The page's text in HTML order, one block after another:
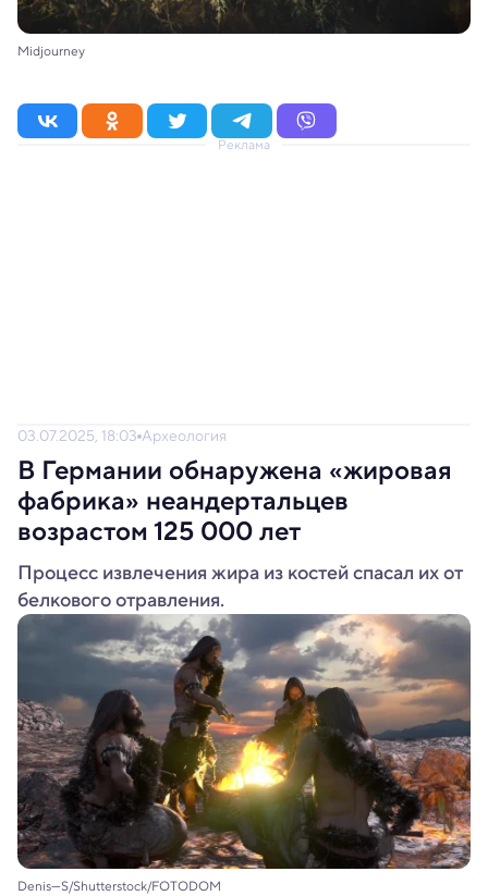
Midjourney
Реклама
03.07.2025, 18:03 Археология
В Германии обнаружена «жировая
фабрика» неандертальцев
возрастом 125 000 лет
Процесс извлечения жира из костей спасал их от
белкового отравления.
Denis---S/Shutterstock/FOTODOM